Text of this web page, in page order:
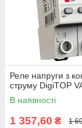
Реле напруги з
струму DigiTOP
В наявності
1 357,60 ₴ 1